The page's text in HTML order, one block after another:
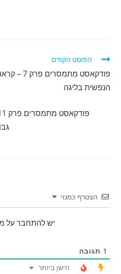
לקרוא
נוספים
הפוסט הקודם
פודקאסט
הנפשית בליגה
הצטרף כמנוי
יש להתחבר על
1 תגובה
הישן ביותר